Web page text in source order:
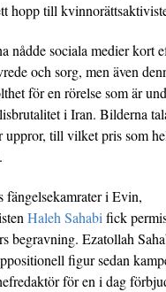
hopp till
nådde sociala medier kort
och sorg, men även
för en rörelse som är
i Iran. Bilderna
uppror, till vilket pris som
fängelsekamrater i Evin,
Haleh Sahabifick
begravning. Ezatollah
figur sedan
för en i dag